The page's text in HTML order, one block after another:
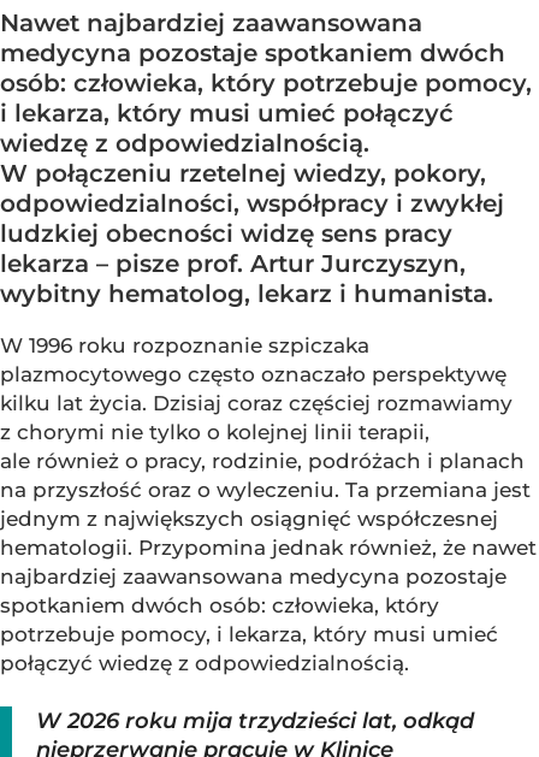
Nawet najbardziej zaawansowana
medycyna pozostaje spotkaniem dwóch
osób: człowieka, który potrzebuje pomocy,
i lekarza, który musi umieć połączyć
wiedzę z odpowiedzialnością.
W połączeniu rzetelnej wiedzy, pokory,
odpowiedzialności, współpracy i zwykłej
ludzkiej obecności widzę sens pracy
lekarza – pisze prof. Artur Jurczyszyn,
wybitny hematolog, lekarz i humanista.
W 1996 roku rozpoznanie szpiczaka
plazmocytowego często oznaczało perspektywę
kilku lat życia. Dzisiaj coraz częściej rozmawiamy
z chorymi nie tylko o kolejnej linii terapii,
ale również o pracy, rodzinie, podróżach i planach
na przyszłość oraz o wyleczeniu. Ta przemiana jest
jednym z największych osiągnięć współczesnej
hematologii. Przypomina jednak również, że nawet
najbardziej zaawansowana medycyna pozostaje
spotkaniem dwóch osób: człowieka, który
potrzebuje pomocy, i lekarza, który musi umieć
połączyć wiedzę z odpowiedzialnością.
W 2026 roku mija trzydzieści lat, odkąd
nieprzerwanie pracuję w Klinice